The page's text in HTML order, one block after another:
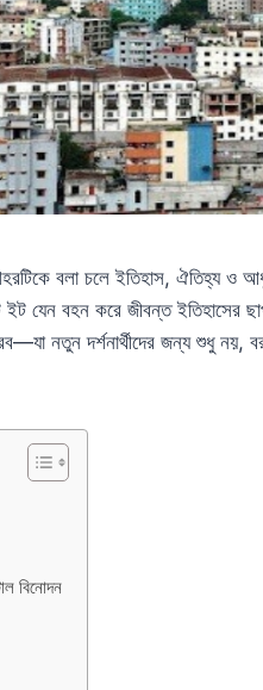
বলা চলে ইতিহাস, ঐতিহ্য ও
যেন বহন করে জীবন্ত ইতিহাসের
নতুন দর্শনার্থীদের জন্য শুধু নয়,
বিনোদন